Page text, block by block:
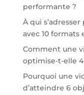
performante ?
À qui
avec 10 formats
Comment une
optimise-t-elle
Pourquoi une
d’atteindre 6